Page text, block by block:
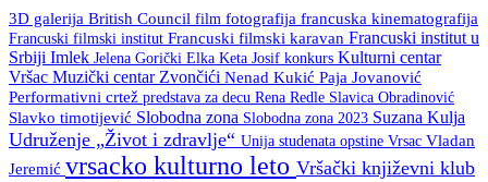
3D galerija British Council film fotografija francuska kinematografija
Francuski filmski institut Francuski filmski karavan Francuski institut u
Srbiji Imlek Jelena Gorički Elka Keta Josif konkurs Kulturni centar
Vršac Muzički centar Zvončići Nenad Kukić Paja Jovanović
Performativni crtež predstava za decu Rena Redle Slavica Obradinović
Slavko timotijević Slobodna zona Slobodna zona 2023 Suzana Kulja
Udruženje „Život i zdravlje“ Unija studenata opstine Vrsac Vladan
Jeremić vrsacko kulturno leto Vršački književni klub